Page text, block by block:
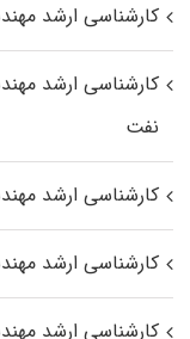
کارشناسی ارشد
کارشناسی ارشد
نفت
کارشناسی ارشد
کارشناسی ارشد
کارشناسی ارشد